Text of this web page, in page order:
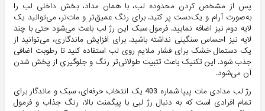
پس از مشخص کردن محدوده لب، با همان مداد، بخش داخلی لب را
به‌صورت آرام و یک‌دست پر کنید. برای رنگ عمیق‌تر و مات‌تر، می‌توانید یک
لایه دوم نیز اضافه نمایید. فرمول سبک این رژ لب باعث می‌شود حتی با چند
لایه نیز احساس سنگینی نداشته باشید. برای افزایش ماندگاری، می‌توانید از
یک دستمال خشک برای فشار ملایم روی لب استفاده کنید تا رطوبت اضافی
جذب شود. این تکنیک باعث تثبیت طولانی‌تر رنگ و جلوگیری از پخش شدن
آن می‌شود.
رژ لب مدادی مات پیپا شماره 403 یک انتخاب حرفه‌ای، سبک و ماندگار برای
تمام افرادی است که به دنبال رژ لبی با پیگمنت بالا، رنگ جذاب و فرمول